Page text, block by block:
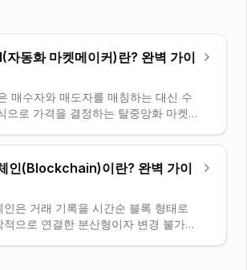
자동화 마켓메이커)란? 완벽 가이
매수자와 매도자를 매칭하는 대신 수
으로 가격을 결정하는 탈중앙화 마켓메
인(Blockchain)이란? 완벽 가이
인은 거래 기록을 시간순 블록 형태로
적으로 연결한 분산형이자 변경 불가능